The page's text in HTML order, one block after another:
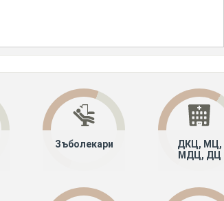
Зъболекари
ДКЦ, МЦ,
МДЦ, ДЦ